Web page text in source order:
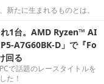
新たに生まれるものとは。
1台。AMD Ryzen™ AI
A7G60BK-D」で『Fo
回る
で話題のレースタイトルを
た！